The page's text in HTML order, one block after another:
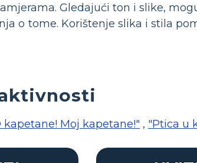
Gledajući ton i slike,
o tome. Korištenje slika i stila
kapetane! Moj kapetane!" , "Ptica u